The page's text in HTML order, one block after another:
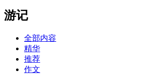
游记
全部内容
精华
推荐
作文